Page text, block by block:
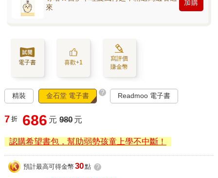
來
加購
電子書 喜歡+1
寫評價
賺金幣
精裝 金石堂 電子書 ? Readmoo 電子書
7 折 686 元 980 元
認購希望書包，幫助弱勢孩童上學不中斷！
預計最高可得金幣 30點 ?